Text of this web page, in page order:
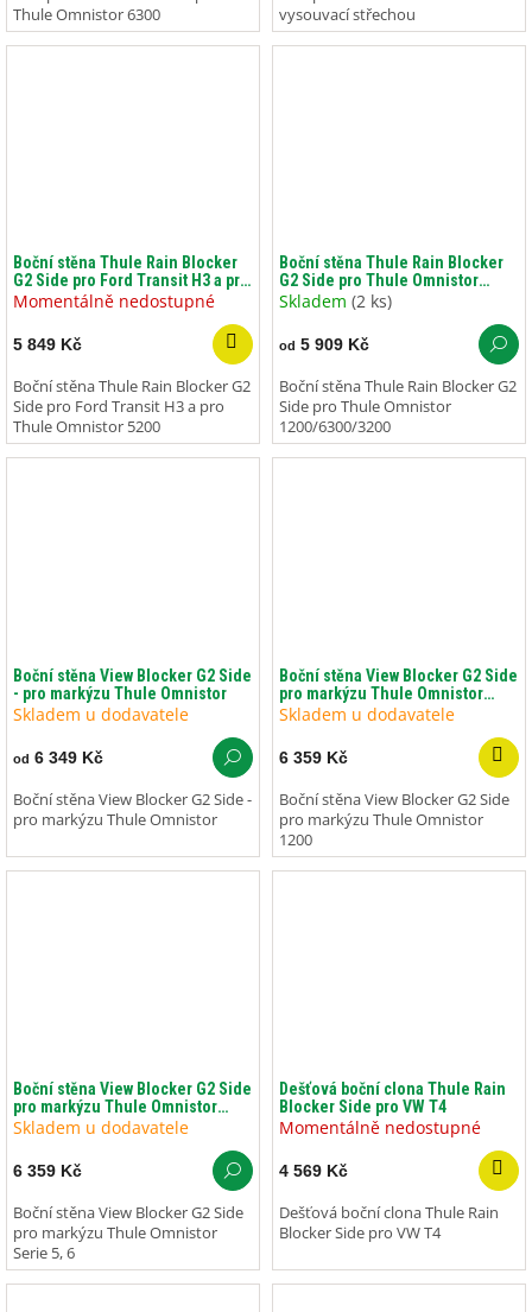
Thule Omnistor 6300
vysouvací střechou
Boční stěna Thule Rain Blocker
G2 Side pro Ford Transit H3 a pro
Thule Omnistor 5200
Momentálně nedostupné
5 849 Kč
Boční stěna Thule Rain Blocker G2
Side pro Ford Transit H3 a pro
Thule Omnistor 5200
Boční stěna Thule Rain Blocker
G2 Side pro Thule Omnistor
1200/6300/3200
Skladem (2 ks)
od 5 909 Kč
Boční stěna Thule Rain Blocker G2
Side pro Thule Omnistor
1200/6300/3200
Boční stěna View Blocker G2 Side
- pro markýzu Thule Omnistor
Skladem u dodavatele
od 6 349 Kč
Boční stěna View Blocker G2 Side -
pro markýzu Thule Omnistor
Boční stěna View Blocker G2 Side
pro markýzu Thule Omnistor
1200
Skladem u dodavatele
6 359 Kč
Boční stěna View Blocker G2 Side
pro markýzu Thule Omnistor
1200
Boční stěna View Blocker G2 Side
pro markýzu Thule Omnistor
Serie 5, 6
Skladem u dodavatele
6 359 Kč
Boční stěna View Blocker G2 Side
pro markýzu Thule Omnistor
Serie 5, 6
Dešťová boční clona Thule Rain
Blocker Side pro VW T4
Momentálně nedostupné
4 569 Kč
Dešťová boční clona Thule Rain
Blocker Side pro VW T4